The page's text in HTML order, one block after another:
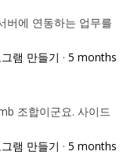
버에 연동하는 업무를
램 만들기 · 5 months
조합이군요. 사이드
램 만들기 · 5 months